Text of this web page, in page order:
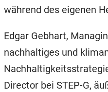
während des eigenen
Edgar Gebhart,
nachhaltiges und
Director bei STEP-G,